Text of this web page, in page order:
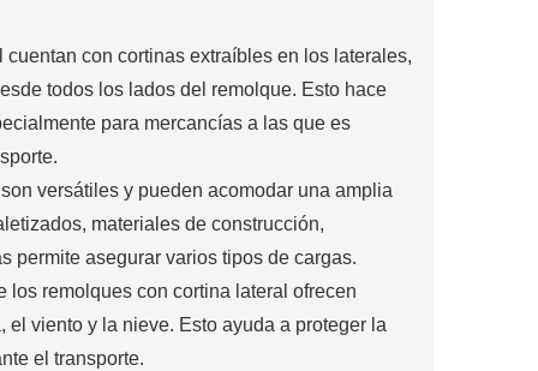
con cortinas extraíbles en los laterales,
todos los lados del remolque. Esto hace
para mercancías a las que es
versátiles y pueden acomodar una amplia
materiales de construcción,
permite asegurar varios tipos de cargas.
los remolques con cortina lateral ofrecen
viento y la nieve. Esto ayuda a proteger la
el transporte.